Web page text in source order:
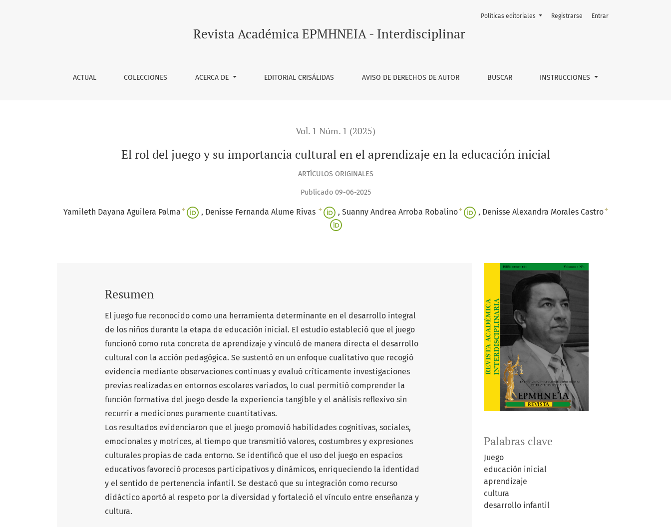
Revista Académica EPMHNEIA - Interdisciplinar
ACTUAL COLECCIONES ACERCA DE EDITORIAL CRISÁLIDAS AVISO DE DERECHOS DE AUTOR BUSCAR INSTRUCCIONES
Políticas editoriales Registrarse Entrar
Vol. 1 Núm. 1 (2025)
El rol del juego y su importancia cultural en el aprendizaje en la educación inicial
ARTÍCULOS ORIGINALES
Publicado 09-06-2025
Yamileth Dayana Aguilera Palma + Denisse Fernanda Alume Rivas + Suanny Andrea Arroba Robalino+ Denisse Alexandra Morales Castro+
Palabras clave
Juego
educación inicial
aprendizaje
cultura
desarrollo infantil
Resumen
El juego fue reconocido como una herramienta determinante en el desarrollo integral
de los niños durante la etapa de educación inicial. El estudio estableció que el juego
funcionó como ruta concreta de aprendizaje y vinculó de manera directa el desarrollo
cultural con la acción pedagógica. Se sustentó en un enfoque cualitativo que recogió
evidencia mediante observaciones continuas y evaluó críticamente investigaciones
previas realizadas en entornos escolares variados, lo cual permitió comprender la
función formativa del juego desde la experiencia tangible y el análisis reflexivo sin
recurrir a mediciones puramente cuantitativas.
Los resultados evidenciaron que el juego promovió habilidades cognitivas, sociales,
emocionales y motrices, al tiempo que transmitió valores, costumbres y expresiones
culturales propias de cada entorno. Se identificó que el uso del juego en espacios
educativos favoreció procesos participativos y dinámicos, enriqueciendo la identidad
y el sentido de pertenencia infantil. Se destacó que su integración como recurso
didáctico aportó al respeto por la diversidad y fortaleció el vínculo entre enseñanza y
cultura.